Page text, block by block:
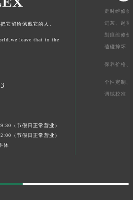
它留给佩戴它的人。
leave that to the
（节假日正常营业）
（节假日正常营业）
休
走时维修价
进灰、 起雾
划痕维修价
磕碰摔坏
保养价格、
个性定制、
调试校准